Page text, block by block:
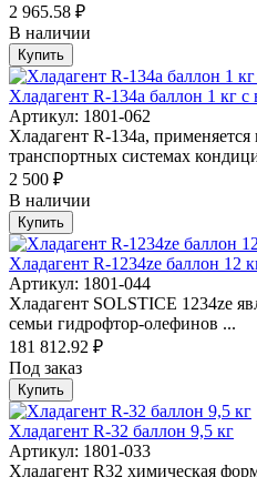
2 965.58 ₽
В наличии
Купить
Хладагент R-134а баллон 1 кг с
Артикул: 1801-062
Хладагент R-134a,
транспортных системах
2 500 ₽
В наличии
Купить
Хладагент R-1234ze баллон 12
Артикул: 1801-044
Хлaдaгент SOLSТICЕ 1234ze
семьи гидрофтор-олефинов ...
181 812.92 ₽
Под заказ
Купить
Хладагент R-32 баллон 9,5 кг
Артикул: 1801-033
Хладагент R32 химическая